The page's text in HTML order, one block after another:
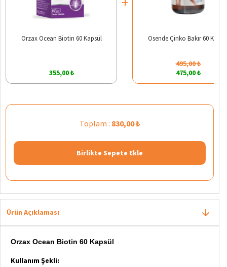
Orzax Ocean Biotin 60 Kapsül
355,00 ₺
Osende Çinko Bakır 60
495,00 ₺
475,00 ₺
Toplam : 830,00 ₺
Birlikte Sepete Ekle
Ürün Açıklaması
Orzax Ocean Biotin 60 Kapsül
Kullanım Şekli: